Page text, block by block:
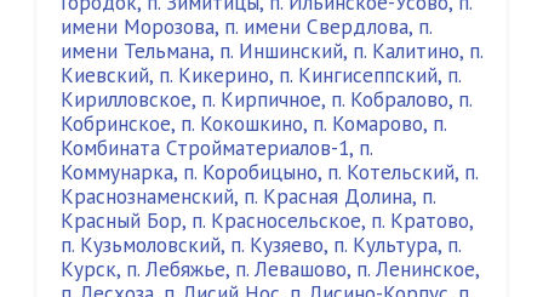
имени Морозова, п. имени Свердлова, п.
имени Тельмана, п. Иншинский, п. Калитино, п.
Киевский, п. Кикерино, п. Кингисеппский, п.
Кирилловское, п. Кирпичное, п. Кобралово, п.
Кобринское, п. Кокошкино, п. Комарово, п.
Комбината Стройматериалов-1, п.
Коммунарка, п. Коробицыно, п. Котельский, п.
Краснознаменский, п. Красная Долина, п.
Красный Бор, п. Красносельское, п. Кратово,
п. Кузьмоловский, п. Кузяево, п. Культура, п.
Курск, п. Лебяжье, п. Левашово, п. Ленинское,